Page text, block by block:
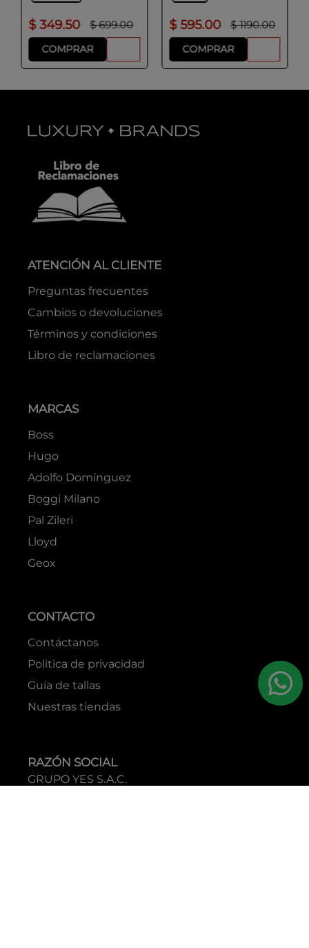
$ 349.50 $ 699.00
COMPRAR
$ 595.00 $ 1190.00
COMPRAR
ATENCIÓN AL CLIENTE
Preguntas frecuentes
Cambios o devoluciones
Términos y condiciones
Libro de reclamaciones
MARCAS
Boss
Hugo
Adolfo Domínguez
Boggi Milano
Pal Zileri
Lloyd
Geox
CONTACTO
Contáctanos
Politica de privacidad
Guía de tallas
Nuestras tiendas
RAZÓN SOCIAL
GRUPO YES S.A.C.